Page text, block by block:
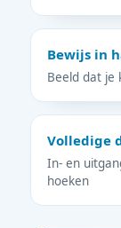
Bewijs in
Beeld dat je
Volledige
In- en
hoeken